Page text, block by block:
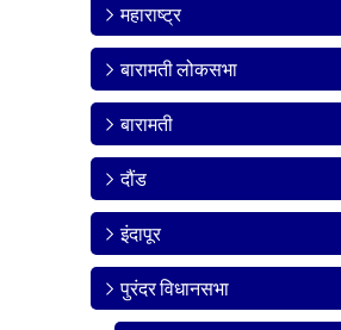
महाराष्ट्र
बारामती लोकसभा
बारामती
दौंड
इंदापूर
पुरंदर विधानसभा